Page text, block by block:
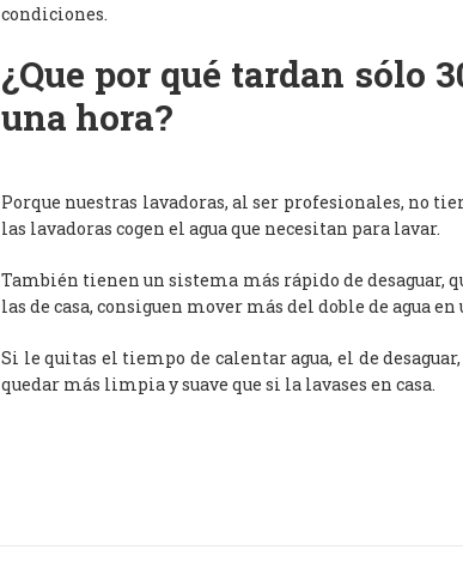
condiciones.
¿Que por qué tardan sólo
una hora?
Porque nuestras lavadoras, al ser profesionales, no
las lavadoras cogen el agua que necesitan para lavar.
También tienen un sistema más rápido de desaguar,
las de casa, consiguen mover más del doble de agua
Si le quitas el tiempo de calentar agua, el de
quedar más limpia y suave que si la lavases en casa.